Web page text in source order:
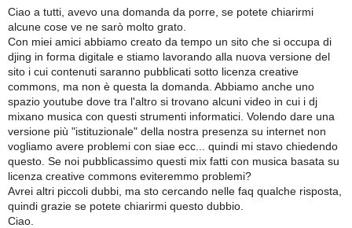
Ciao a tutti, avevo una domanda da porre, se potete chiarirmi
alcune cose ve ne sarò molto grato.
Con miei amici abbiamo creato da tempo un sito che si occupa di
djing in forma digitale e stiamo lavorando alla nuova versione del
sito i cui contenuti saranno pubblicati sotto licenza creative
commons, ma non è questa la domanda. Abbiamo anche uno
spazio youtube dove tra l'altro si trovano alcuni video in cui i dj
mixano musica con questi strumenti informatici. Volendo dare una
versione più "istituzionale" della nostra presenza su internet non
vogliamo avere problemi con siae ecc... quindi mi stavo chiedendo
questo. Se noi pubblicassimo questi mix fatti con musica basata su
licenza creative commons eviteremmo problemi?
Avrei altri piccoli dubbi, ma sto cercando nelle faq qualche risposta,
quindi grazie se potete chiarirmi questo dubbio.
Ciao.